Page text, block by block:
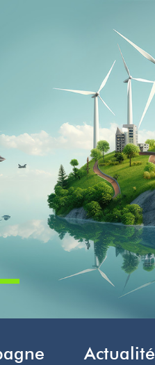
Actualité